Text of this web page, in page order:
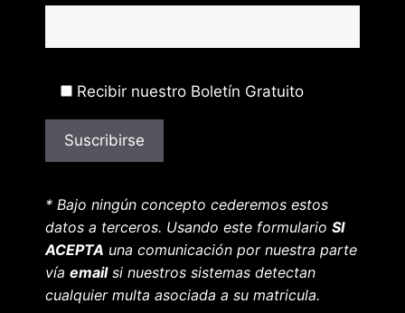
Recibir nuestro Boletín Gratuito
* Bajo ningún concepto cederemos estos
datos a terceros. Usando este formulario SI
ACEPTA una comunicación por nuestra parte
vía emailsi nuestros sistemas detectan
cualquier multa asociada a su matricula.